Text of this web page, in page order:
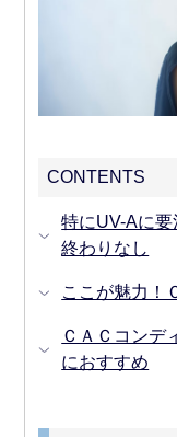
CONTENTS
特にUV-Aに
終わりなし
ここが魅力！
ＣＡＣコンデ
におすすめ